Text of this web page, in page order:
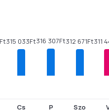
315 033Ft
Cs
316 307Ft
P
312 671Ft
Szo
311